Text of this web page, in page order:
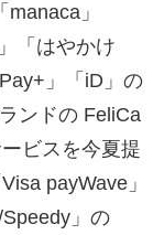
」
「はやかけ
」「iD」の
ンドの FeliCa
ビスを今夏提
payWave」
Speedy」の